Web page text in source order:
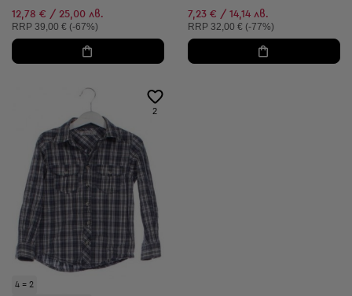
12,78 € / 25,00 лв.
Препоръчителна цена:
RRP 39,00 € (-67%)
7,23 € / 14,14 лв.
Препоръчителна цена:
RRP 32,00 € (-77%)
4 = 2
2